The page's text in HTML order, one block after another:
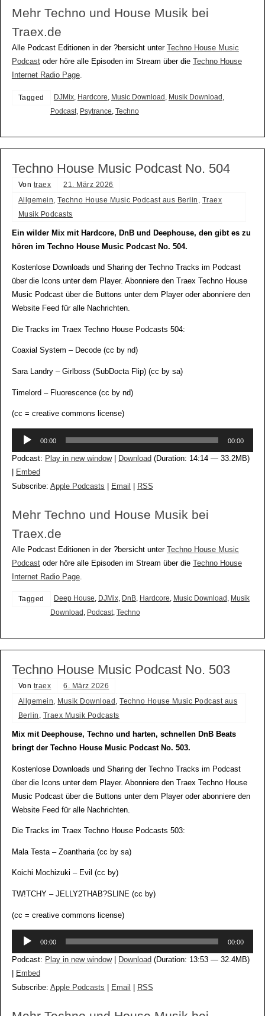
Mehr Techno und House Musik bei
Traex.de
Alle Podcast Editionen in der ?bersicht unter
Techno House Music
Podcastoder höre alle Episoden im Stream über die
Techno House
Internet Radio Page.
Tagged DJMix, Hardcore, Music Download , Musik Download ,
Podcast, Psytrance, Techno
Techno House Music Podcast No. 504
Von traex
21. März 2026
Allgemein ,Techno House Music Podcast aus Berlin
Traex
Musik Podcasts
Ein wilder Mix mit Hardcore, DnB und Deephouse, den gibt es zu
hören im Techno House Music Podcast No. 504.
Kostenlose Downloads und Sharing der Techno Tracks im Podcast
über die Icons unter dem Player. Abonniere den Traex Techno House
Music Podcast über die Buttons unter dem Player oder abonniere den
Website Feed für alle Nachrichten.
Die Tracks im Traex Techno House Podcasts 504:
Coaxial System – Decode (cc by nd)
Sara Landry – Girlboss (SubDocta Flip) (cc by sa)
Timelord – Fluorescence (cc by nd)
(cc = creative commons license)
Audio-
00:00 00:00
Podcast: Play in new window| Download (Duration: 14:14 — 33.2MB)
Embed
Subscribe: Apple Podcasts Email RSS
Mehr Techno und House Musik bei
Traex.de
Alle Podcast Editionen in der ?bersicht unter Techno House Music
Podcastoder höre alle Episoden im Stream über die Techno House
Internet Radio Page.
Tagged Deep House, DJMix, DnB, Hardcore, Music Download , Musik
Download , Podcast, Techno
Techno House Music Podcast No. 503
Von traex
6. März 2026
Allgemein, Musik Download ,Techno House Music Podcast aus
Berlin , Traex Musik Podcasts
Mix mit Deephouse, Techno und harten, schnellen DnB Beats
bringt der Techno House Music Podcast No. 503.
Kostenlose Downloads und Sharing der Techno Tracks im Podcast
über die Icons unter dem Player. Abonniere den Traex Techno House
Music Podcast über die Buttons unter dem Player oder abonniere den
Website Feed für alle Nachrichten.
Die Tracks im Traex Techno House Podcasts 503:
Mala Testa – Zoantharia (cc by sa)
Koichi Mochizuki – Evil (cc by)
TW!TCHY – JELLY2THAB?SLINE (cc by)
(cc = creative commons license)
Audio-
00:00 00:00
Podcast: Play in new window| Download (Duration: 13:53 — 32.4MB)
Embed
Subscribe: Apple Podcasts Email RSS